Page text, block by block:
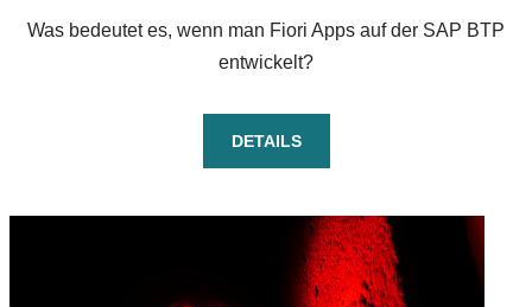
Was bedeutet es, wenn man Fiori Apps auf der SAP BTP
entwickelt?
DETAILS